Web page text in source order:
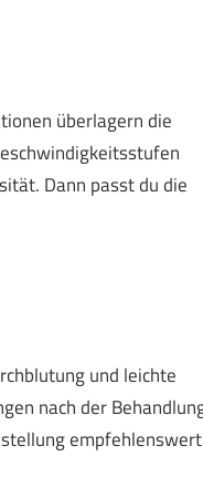
überlagern die
Dann passt du die
und leichte
nach der